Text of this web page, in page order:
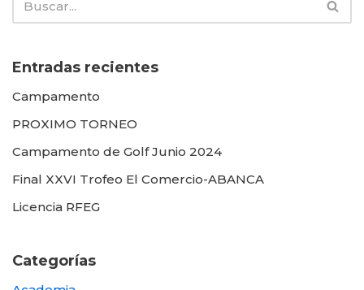
Entradas recientes
Campamento
PROXIMO TORNEO
Campamento de Golf Junio 2024
Final XXVI Trofeo El Comercio-ABANCA
Licencia RFEG
Categorías